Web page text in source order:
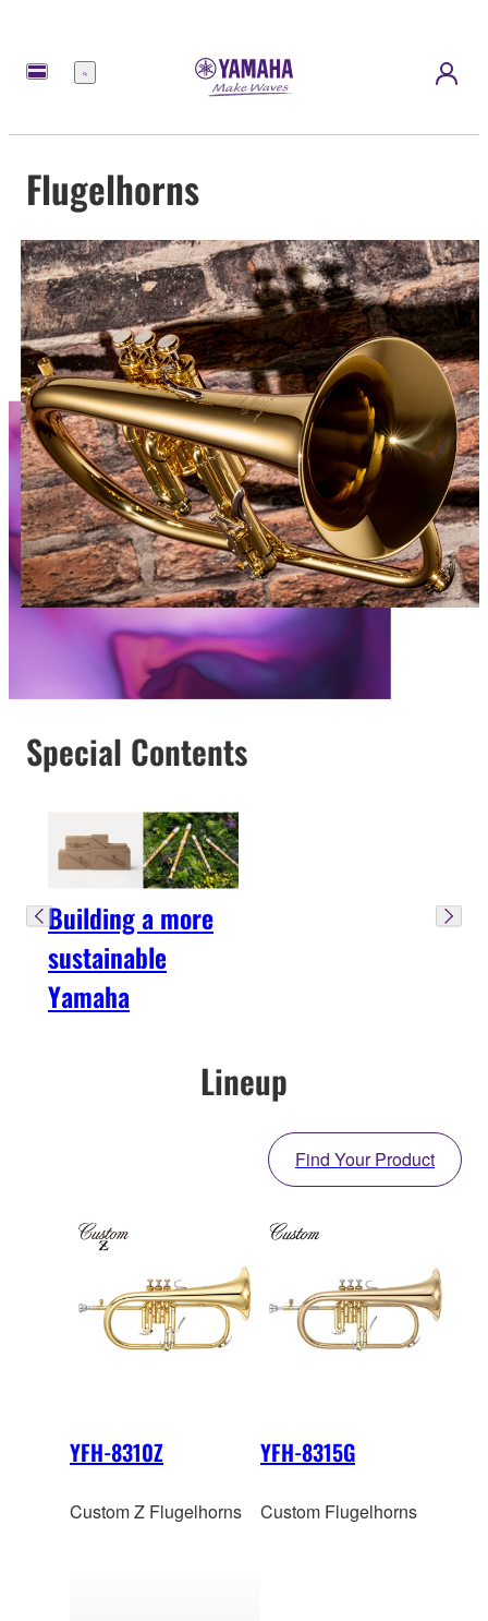
Menu
Flugelhorns
Special Contents
Building a more
sustainable
Yamaha
Lineup
Find Your Product
YFH-8310Z
Custom Z Flugelhorns
YFH-8315G
Custom Flugelhorns